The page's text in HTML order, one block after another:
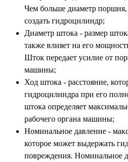
Чем больше диаметр
создать гидроцилиндр;
Диаметр штока - размер
также влияет на его
Шток передает усилие от
машины;
Ход штока - расстояние,
гидроцилиндра при его
штока определяет
рабочего органа машины;
Номинальное давление -
которое может выдержать
повреждения. Номинальное